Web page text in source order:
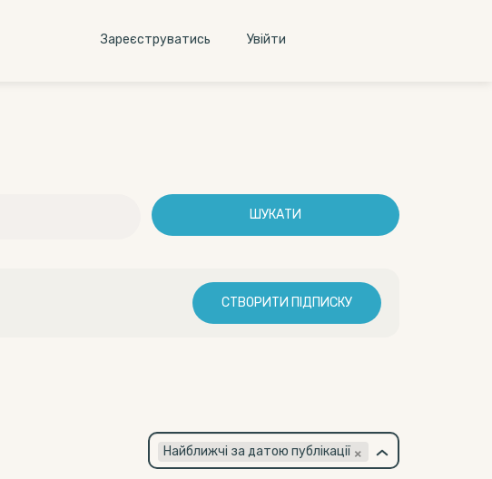
Зареєструватись Увiйти
ШУКАТИ
СТВОРИТИ ПІДПИСКУ
×
Найближчі за датою публікації